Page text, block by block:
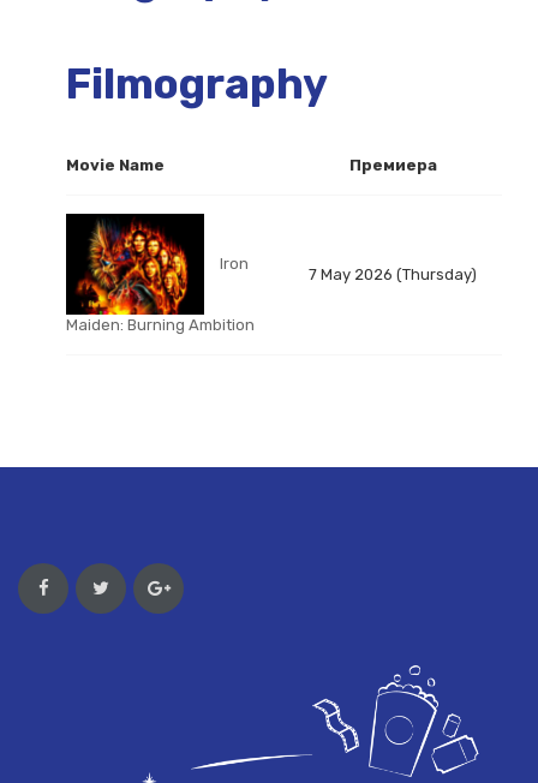
Filmography
Movie Name Премиера
Iron
Maiden: Burning Ambition
7 May 2026 (Thursday)